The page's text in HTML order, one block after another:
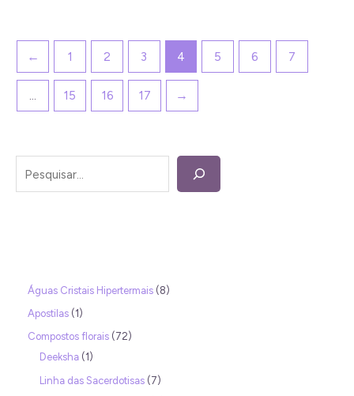
Águas Cristais Hipertermais 8
Apostilas 1
Compostos florais 72
Deeksha 1
Linha das Sacerdotisas 7
← 1 2 3 4 5 6 7
… 15 16 17 →